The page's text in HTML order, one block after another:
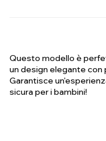
Questo modello è
un design elegante
Garantisce
sicura per i bambini!